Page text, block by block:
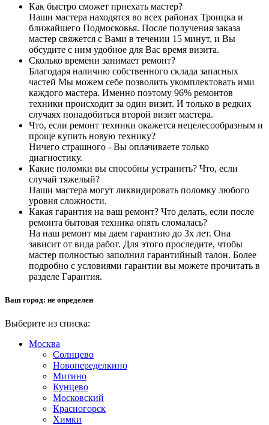
Как быстро сможет приехать мастер?
Наши мастера находятся во всех районах Троицка и
ближайшего Подмосковья. После получения заказа
мастер свяжется с Вами в течении 15 минут, и Вы
обсудите с ним удобное для Вас время визита.
Сколько времени занимает ремонт?
Благодаря наличию собственного склада запасных
частей Мы можем себе позволить укомплектовать ими
каждого мастера. Именно поэтому 96% ремонтов
техники происходит за один визит. И только в редких
случаях понадобиться второй визит мастера.
Что, если ремонт техники окажется нецелесообразным и
проще купить новую технику?
Ничего страшного - Вы оплачиваете только
диагностику.
Какие поломки вы способны устранить? Что, если
случай тяжелый?
Наши мастера могут ликвидировать поломку любого
уровня сложности.
Какая гарантия на ваш ремонт? Что делать, если после
ремонта бытовая техника опять сломалась?
На наш ремонт мы даем гарантию до 3х лет. Она
зависит от вида работ. Для этого проследите, чтобы
мастер полностью заполнил гарантийный талон. Более
подробно с условиями гарантии вы можете прочитать в
разделе Гарантия.
Ваш город: не определен
Выберите из списка:
Москва
Солнцево
Новопеределкино
Митино
Кунцево
Московский
Красногорск
Химки